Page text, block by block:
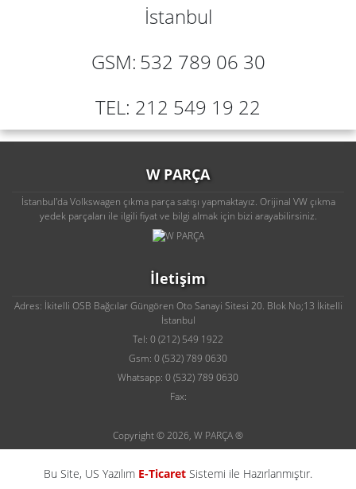
İstanbul
GSM: 532 789 06 30
TEL: 212 549 19 22
W PARÇA
İstanbul'da Volkswagen çıkma parça satışı yapmaktayız. Orijinal VW çıkma
yedek parçaları ile ilgili fiyat ve bilgi almak için bizi arayabilirsiniz.
İletişim
Adres: İkitelli OSB Bağcılar Güngören Oto Sanayi Sitesi 20. Blok No;13 İkitelli
İstanbul
Tel: 0 (212) 549 1922
Gsm: 0 (532) 789 0630
Whatsapp: 0 (532) 789 0630
Fax:
Copyright © 2026, W PARÇA ®
Bu Site, US Yazılım E-Ticaret Sistemi ile Hazırlanmıştır.